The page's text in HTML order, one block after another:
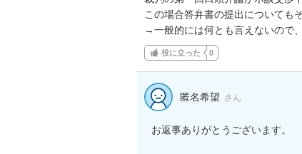
この場合答弁書の提出についても
→一般的には何とも言えないので
役に立った 0
匿名希望 さん
お返事ありがとうございます。